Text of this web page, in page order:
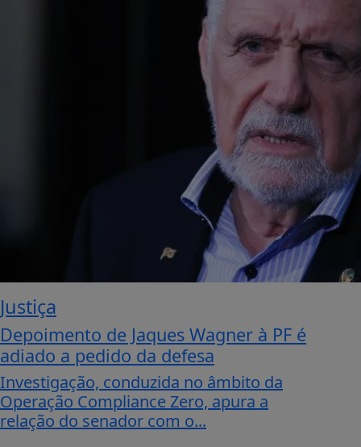
Justiça
Depoimento de Jaques Wagner à PF é
adiado a pedido da defesa
Investigação, conduzida no âmbito da
Operação Compliance Zero, apura a
relação do senador com o...